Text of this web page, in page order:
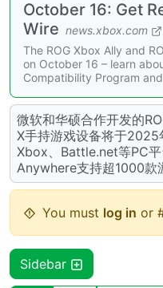
October 16: Get
Wire news.xbox.com
The ROG Xbox Ally and
on October 16 – learn
Compatibility Program
微软和华硕合作开发的
X手持游戏设备将于2025
Xbox、Battle.net等PC
Anywhere支持超1000款
You must log in or
Sidebar